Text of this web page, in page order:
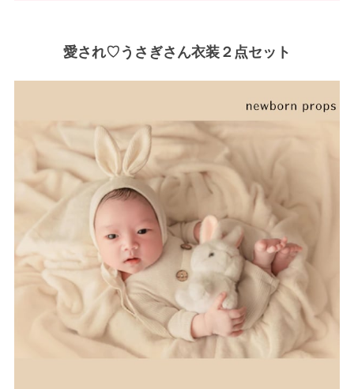
愛され♡うさぎさん衣装２点セット